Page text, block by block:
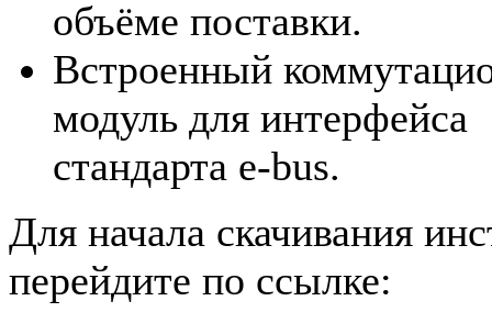
объёме поставки.
Встроенный
модуль для интерфейса
стандарта e-bus.
Для начала скачивания
перейдите по ссылке: